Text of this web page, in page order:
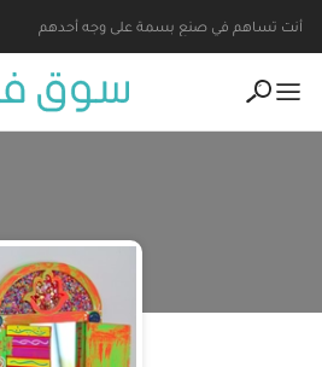
أنت تساهم في صنع بسمة على وجه أحدهم